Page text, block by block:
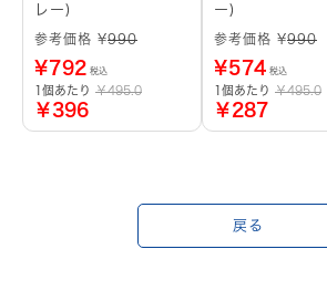
レー)
参考価格 ¥990
¥792 税込
1個あたり ￥495.0
￥396
ー)
参考価格 ¥990
¥574 税込
1個あたり ￥495.0
￥287
戻る